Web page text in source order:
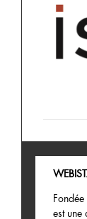
est une